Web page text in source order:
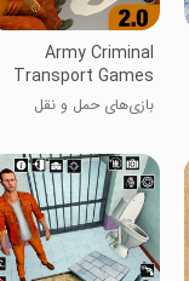
Army Criminal
Transport Games
بازی‌های حمل و نقل